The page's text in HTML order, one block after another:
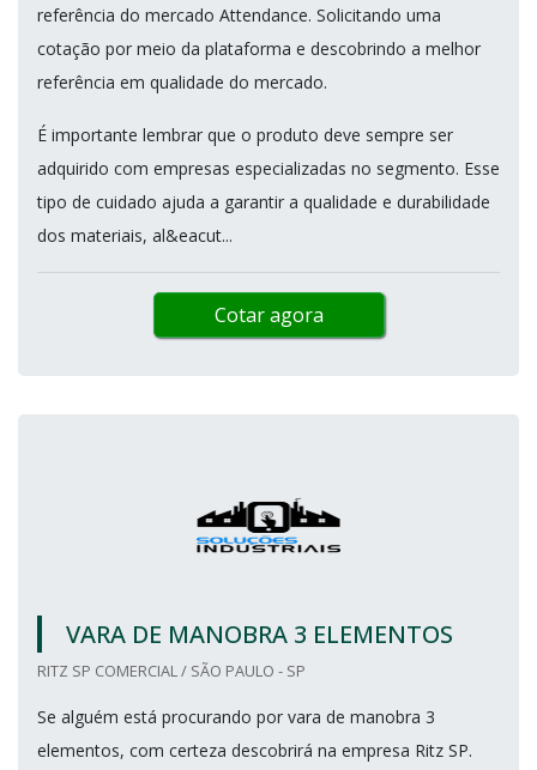
referência do mercado Attendance. Solicitando uma
cotação por meio da plataforma e descobrindo a melhor
referência em qualidade do mercado.
É importante lembrar que o produto deve sempre ser
adquirido com empresas especializadas no segmento. Esse
tipo de cuidado ajuda a garantir a qualidade e durabilidade
dos materiais, al&eacut...
Cotar agora
VARA DE MANOBRA 3 ELEMENTOS
RITZ SP COMERCIAL / SÃO PAULO - SP
Se alguém está procurando por vara de manobra 3
elementos, com certeza descobrirá na empresa Ritz SP.